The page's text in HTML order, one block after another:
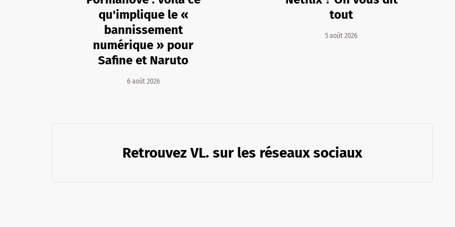
qu'implique le «
bannissement
numérique » pour
Safine et Naruto
6 août 2026
tout
5 août 2026
Retrouvez VL. sur les réseaux sociaux